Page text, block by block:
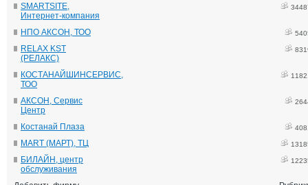
SMARTSITE,
Интернет-компания
НПО АКСОН, ТОО
RELAX KST
(РЕЛАКС)
КОСТАНАЙШИНСЕРВИС,
ТОО
АКСОН, Сервис
Центр
Костанай Плаза
MART (МАРТ), ТЦ
БИЛАЙН, центр
обслуживания